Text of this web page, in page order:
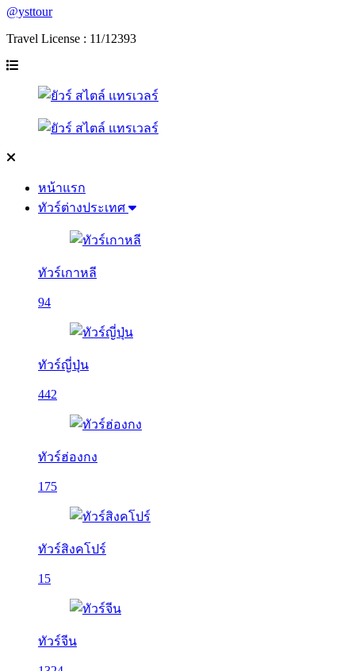
@ysttour
Travel License : 11/12393
หน้าแรก
ทัวร์ต่างประเทศ
ทัวร์เกาหลี
94
ทัวร์ญี่ปุ่น
442
ทัวร์ฮ่องกง
175
ทัวร์สิงคโปร์
15
ทัวร์จีน